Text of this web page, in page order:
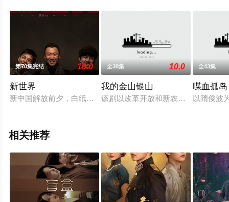
剧、电视猫或剧情网等平台了解。
第70集完结 10.0
新世界
新中国解放前夕，白纸坊警署小警察徐天在追查未婚妻贾小朵
全38集 10.0
我的金山银山
该剧以改革开放和新农村建设、精准
全43集
喋血孤岛
以隋俊波
相关推荐